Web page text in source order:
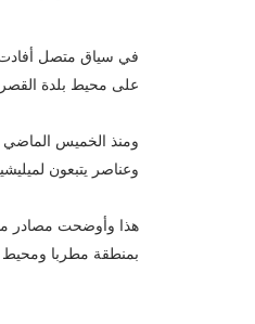
في سياق متصل أفادت
على محيط بلدة القصر
ومنذ الخميس الماضي
وعناصر يتبعون
هذا وأوضحت مصادر
بمنطقة مطربا